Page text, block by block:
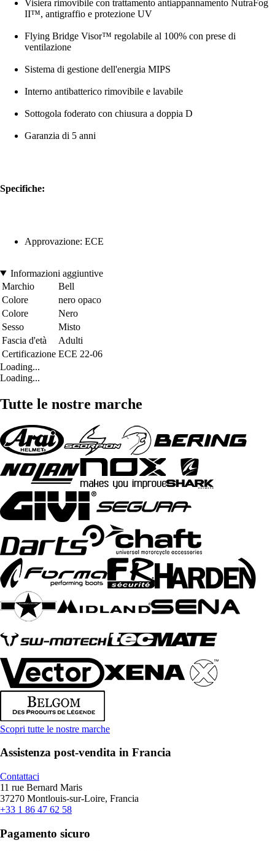
Visiera rimovibile con trattamento antiappannamento NutraFog
II™, antigraffio e protezione UV
Flying Bridge Visor™ regolabile al 100% con prese di
ventilazione
Sistema di gestione dell'energia MIPS
Interno antibatterico rimovibile e lavabile
Sottogola foderato con chiusura a doppia D
Garanzia di 5 anni
Specifiche:
Approvazione: ECE
Informazioni aggiuntive
Marchio
Bell
Colore
nero opaco
Colore
Nero
Sesso
Misto
Fascia d'età
Adulti
Certificazione ECE 22-06
Loading...
Loading...
Tutte le nostre marche
Scopri tutte le nostre marche
Assistenza post-vendita in Francia
Contattaci
11 rue Bernard Maris
37270 Montlouis-sur-Loire, Francia
+33 1 86 47 62 58
Pagamento sicuro